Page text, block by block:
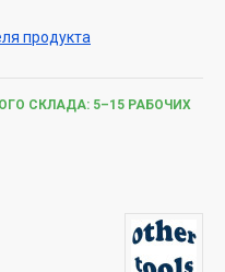
продукта
СКЛАДА: 5–15 РАБОЧИХ